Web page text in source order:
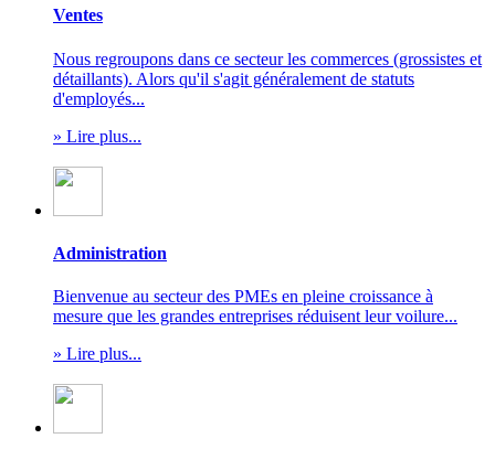
Ventes
Nous regroupons dans ce secteur les commerces (grossistes et
détaillants). Alors qu'il s'agit généralement de statuts
d'employés...
» Lire plus...
Administration
Bienvenue au secteur des PMEs en pleine croissance à
mesure que les grandes entreprises réduisent leur voilure...
» Lire plus...